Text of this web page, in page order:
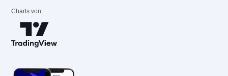
Charts von